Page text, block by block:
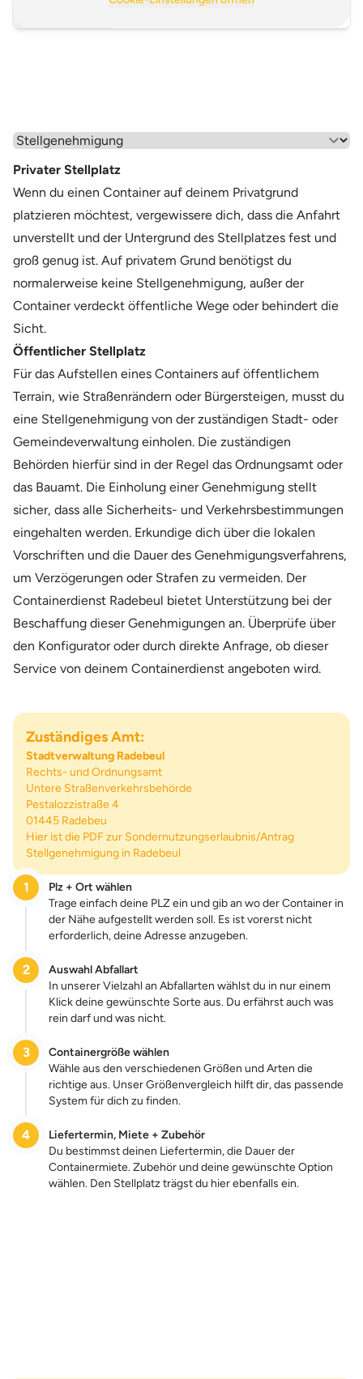
Wähle einen Menüpunkt aus
Privater Stellplatz
Wenn du einen Container auf deinem Privatgrund
platzieren möchtest, vergewissere dich, dass die Anfahrt
unverstellt und der Untergrund des Stellplatzes fest und
groß genug ist. Auf privatem Grund benötigst du
normalerweise keine Stellgenehmigung, außer der
Container verdeckt öffentliche Wege oder behindert die
Sicht.
Öffentlicher Stellplatz
Für das Aufstellen eines Containers auf öffentlichem
Terrain, wie Straßenrändern oder Bürgersteigen, musst du
eine Stellgenehmigung von der zuständigen Stadt- oder
Gemeindeverwaltung einholen. Die zuständigen
Behörden hierfür sind in der Regel das Ordnungsamt oder
das Bauamt. Die Einholung einer Genehmigung stellt
sicher, dass alle Sicherheits- und Verkehrsbestimmungen
eingehalten werden. Erkundige dich über die lokalen
Vorschriften und die Dauer des Genehmigungsverfahrens,
um Verzögerungen oder Strafen zu vermeiden. Der
Containerdienst Radebeul bietet Unterstützung bei der
Beschaffung dieser Genehmigungen an. Überprüfe über
den Konfigurator oder durch direkte Anfrage, ob dieser
Service von deinem Containerdienst angeboten wird.
Zuständiges Amt:
Stadtverwaltung Radebeul
Rechts- und Ordnungsamt
Untere Straßenverkehrsbehörde
Pestalozzistraße 4
01445 Radebeu
Hier ist die PDF zur Sondernutzungserlaubnis/Antrag
Stellgenehmigung in Radebeul
1
Plz + Ort wählen
Trage einfach deine PLZ ein und gib an wo der Container in
der Nähe aufgestellt werden soll. Es ist vorerst nicht
erforderlich, deine Adresse anzugeben.
2
Auswahl Abfallart
In unserer Vielzahl an Abfallarten wählst du in nur einem
Klick deine gewünschte Sorte aus. Du erfährst auch was
rein darf und was nicht.
3
Containergröße wählen
Wähle aus den verschiedenen Größen und Arten die
richtige aus. Unser Größenvergleich hilft dir, das passende
System für dich zu finden.
4
Liefertermin, Miete + Zubehör
Du bestimmst deinen Liefertermin, die Dauer der
Containermiete. Zubehör und deine gewünschte Option
wählen. Den Stellplatz trägst du hier ebenfalls ein.